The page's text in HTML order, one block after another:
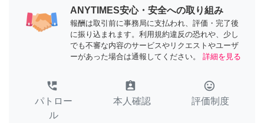
ANYTIMES安心・安全への取り組み
報酬は取引前に事務局に支払われ、評価・完了後
に振り込まれます。利用規約違反の恐れや、少し
でも不審な内容のサービスやリクエストやユーザ
ーがあった場合は通報してください。
詳細を見る
perm_phone_msg
パトロー
ル
assignment_ind
本人確認
tag_faces
評価制度